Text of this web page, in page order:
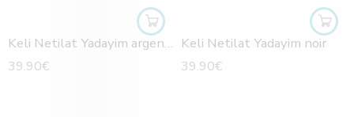
Keli Netilat Yadayim argenté
39.90€
Keli Netilat Yadayim noir
39.90€